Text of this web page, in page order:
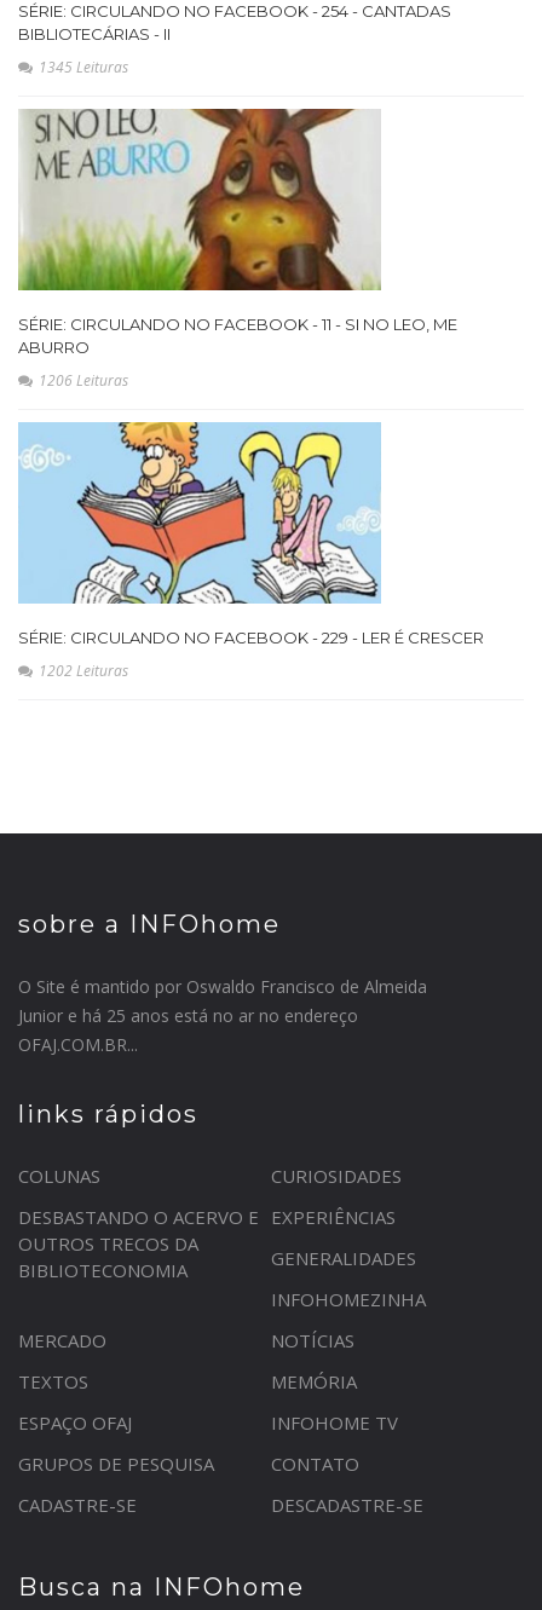
SÉRIE: CIRCULANDO NO FACEBOOK - 254 - CANTADAS
BIBLIOTECÁRIAS - II
1345 Leituras
SÉRIE: CIRCULANDO NO FACEBOOK - 11 - SI NO LEO, ME
ABURRO
1206 Leituras
SÉRIE: CIRCULANDO NO FACEBOOK - 229 - LER É CRESCER
1202 Leituras
sobre a INFOhome
O Site é mantido por Oswaldo Francisco de Almeida
Junior e há 25 anos está no ar no endereço
OFAJ.COM.BR...
links rápidos
COLUNAS
CURIOSIDADES
DESBASTANDO O ACERVO E
OUTROS TRECOS DA
BIBLIOTECONOMIA
EXPERIÊNCIAS
GENERALIDADES
INFOHOMEZINHA
MERCADO
NOTÍCIAS
TEXTOS
MEMÓRIA
ESPAÇO OFAJ
INFOHOME TV
GRUPOS DE PESQUISA
CONTATO
CADASTRE-SE
DESCADASTRE-SE
Busca na INFOhome